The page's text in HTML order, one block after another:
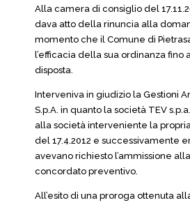
Alla camera di consiglio del
dava atto della rinuncia alla
momento che il Comune di
l’efficacia della sua ordinanza fino
disposta.
Interveniva in giudizio la Gestioni
S.p.A. in quanto la società TEV
alla società interveniente la
del 17.4.2012 e successivamente
avevano richiesto l’ammissione
concordato preventivo.
All’esito di una proroga ottenuta